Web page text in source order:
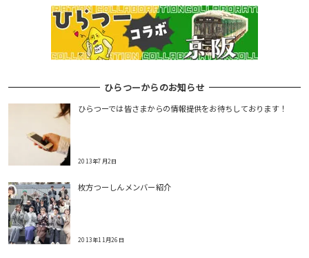
ひらつーからのお知らせ
ひらつーでは皆さまからの情報提供をお待ちしております！
2013年7月2日
枚方つーしんメンバー紹介
2013年11月26日